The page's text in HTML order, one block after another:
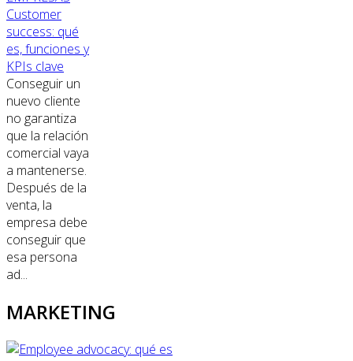
Customer
success: qué
es, funciones y
KPIs clave
Conseguir un
nuevo cliente
no garantiza
que la relación
comercial vaya
a mantenerse.
Después de la
venta, la
empresa debe
conseguir que
esa persona
ad...
MARKETING